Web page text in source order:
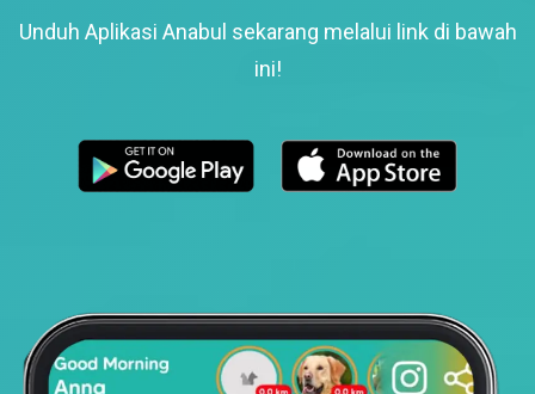
Unduh Aplikasi Anabul sekarang melalui link di bawah
ini!